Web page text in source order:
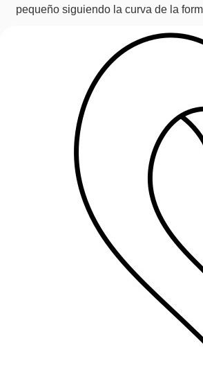
pequeño siguiendo la curva de la